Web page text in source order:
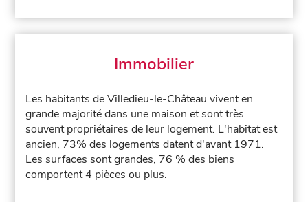
Immobilier
Les habitants de Villedieu-le-Château vivent en
grande majorité dans une maison et sont très
souvent propriétaires de leur logement. L'habitat est
ancien, 73% des logements datent d'avant 1971.
Les surfaces sont grandes, 76 % des biens
comportent 4 pièces ou plus.